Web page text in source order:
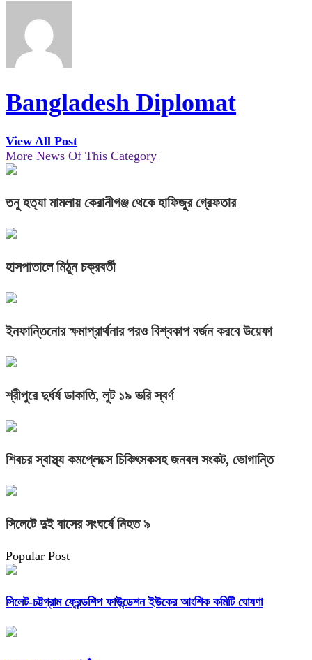
Bangladesh Diplomat
View All Post
More News Of This Category
তনু হত্যা মামলায় কেরানীগঞ্জ থেকে হাফিজুর গ্রেফতার
হাসপাতালে মিঠুন চক্রবর্তী
ইনফান্তিনোর ক্ষমাপ্রার্থনার পরও বিশ্বকাপ বর্জন করবে উয়েফা
শ্রীপুরে দুর্ধর্ষ ডাকাতি, লুট ১৯ ভরি স্বর্ণ
শিবচর স্বাস্থ্য কমপ্লেক্সে চিকিৎসকসহ জনবল সংকট, ভোগান্তি
সিলেটে দুই বাসের সংঘর্ষে নিহত ৯
Popular Post
সিলেট-চট্টগ্রাম ফ্রেন্ডশিপ ফাউন্ডেশন ইউকের আংশিক কমিটি ঘোষণা